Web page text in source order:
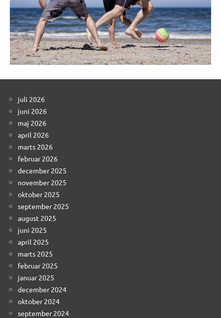
juli 2026
juni 2026
maj 2026
april 2026
marts 2026
februar 2026
december 2025
november 2025
oktober 2025
september 2025
august 2025
juni 2025
april 2025
marts 2025
februar 2025
januar 2025
december 2024
oktober 2024
september 2024